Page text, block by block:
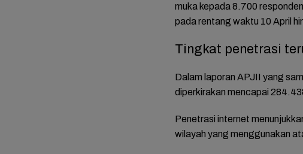
muka kepada 8.700
pada rentang waktu 10 April
Tingkat penetrasi
Dalam laporan APJII yang
diperkirakan mencapai
Penetrasi internet
wilayah yang menggunakan
Kebun Teh Kaligua
Brebes Dipenuhi
Gelondongan Kayu
Bandang
Bupati Pati
Emosi Warga
Terbendung,
Kekuasaan!